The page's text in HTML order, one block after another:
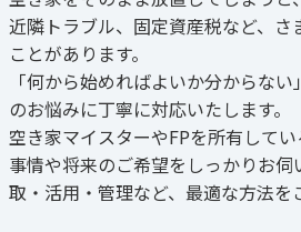
近隣トラブル、固定資産税など、さ
ことがあります。
「何から始めればよいか分からな
のお悩みに丁寧に対応いたします。
空き家マイスターやFPを所有して
事情や将来のご希望をしっかりお伺
取・活用・管理など、最適な方法を